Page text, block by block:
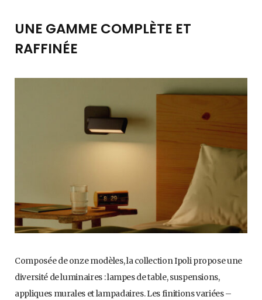
UNE GAMME COMPLÈTE ET
RAFFINÉE
Composée de onze modèles, la collection Ipoli propose une
diversité de luminaires : lampes de table, suspensions,
appliques murales et lampadaires. Les finitions variées –